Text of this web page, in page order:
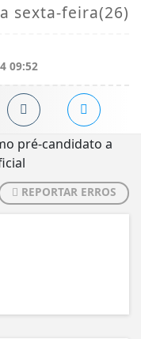
sexta-feira(26)
09:52
REPORTAR ERROS